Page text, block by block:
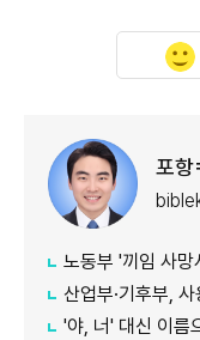
포항
노동부 '끼임 사망사고'
산업부·기후부, 사용후
'야, 너' 대신 이름으